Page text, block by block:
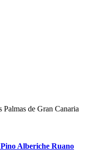
de Gran Canaria
Alberiche Ruano